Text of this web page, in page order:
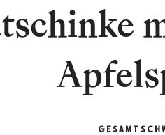
GESAMT